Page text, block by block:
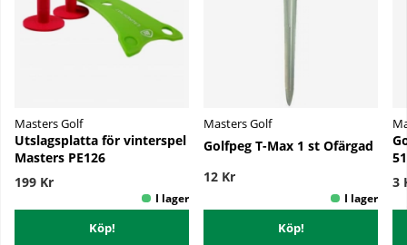
Masters Golf
Utslagsplatta för vinterspel
Masters PE126
199 Kr
Köp!
Masters Golf
Golfpeg T-Max 1 st Ofärgad
12 Kr
Köp!
3